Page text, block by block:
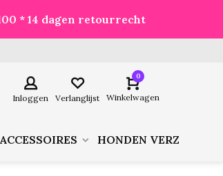
* 14 dagen retourrecht
Inloggen Verlanglijst
0
Winkelwagen
ACCESSOIRES HONDEN